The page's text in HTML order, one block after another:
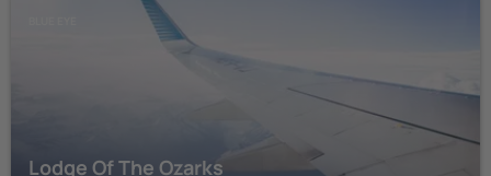
Lodge Of The Ozarks